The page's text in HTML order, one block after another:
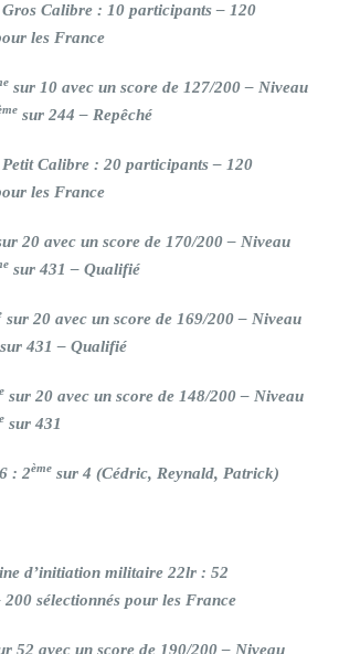
Calibre : 10 participants – 120
les France
sur 10 avec un score de 127/200 – Niveau
sur 244 – Repêché
Calibre : 20 participants – 120
les France
20 avec un score de 170/200 – Niveau
sur 431 – Qualifié
sur 20 avec un score de 169/200 – Niveau
sur 431 – Qualifié
sur 20 avec un score de 148/200 – Niveau
sur 431
: 2ème sur 4 (Cédric, Reynald, Patrick)
d’initiation militaire 22lr : 52
sélectionnés pour les France
52 avec un score de 190/200 – Niveau